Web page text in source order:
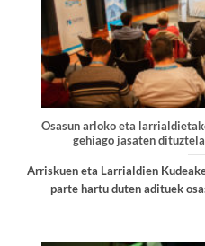
Osasun arloko eta
gehiago jasaten
Arriskuen eta Larrialdien
parte hartu duten adituek